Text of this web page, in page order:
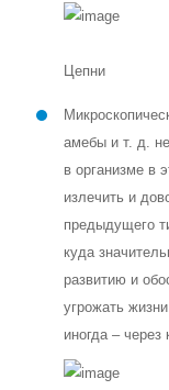
Цепни
амебы и т. д.
в организме в
излечить и
предыдущего
куда
развитию и
угрожать
иногда – через